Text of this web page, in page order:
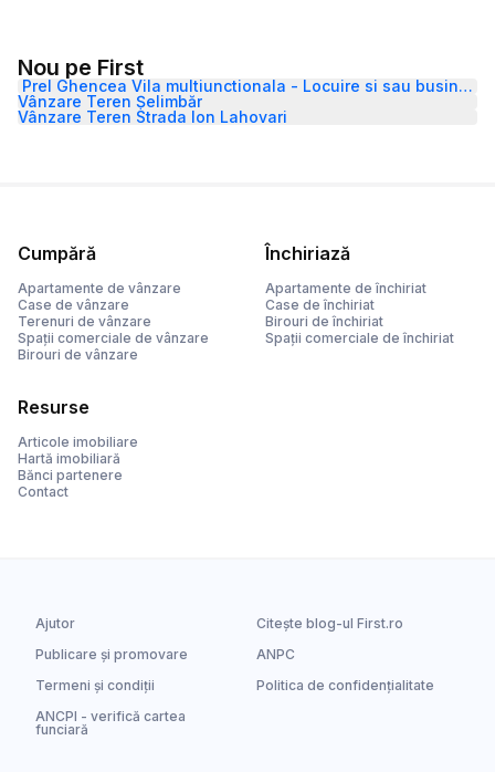
Nou pe First
Prel Ghencea Vila multiunctionala - Locuire si sau business
Vânzare Teren Șelimbăr
Vânzare Teren Strada Ion Lahovari
Cumpără
Apartamente de vânzare
Case de vânzare
Terenuri de vânzare
Spații comerciale de vânzare
Birouri de vânzare
Închiriază
Apartamente de închiriat
Case de închiriat
Birouri de închiriat
Spații comerciale de închiriat
Resurse
Articole imobiliare
Hartă imobiliară
Bănci partenere
Contact
Ajutor
Citește blog-ul First.ro
Publicare și promovare
ANPC
Termeni și condiții
Politica de confidențialitate
ANCPI - verifică cartea
funciară